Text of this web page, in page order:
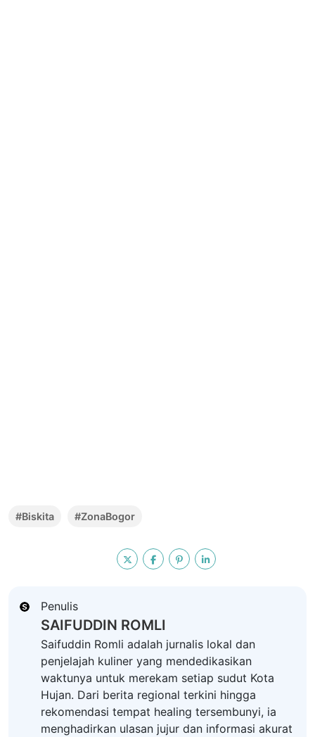
#Biskita #ZonaBogor
Penulis
SAIFUDDIN ROMLI
Saifuddin Romli adalah jurnalis lokal dan
penjelajah kuliner yang mendedikasikan
waktunya untuk merekam setiap sudut Kota
Hujan. Dari berita regional terkini hingga
rekomendasi tempat healing tersembunyi, ia
menghadirkan ulasan jujur dan informasi akurat